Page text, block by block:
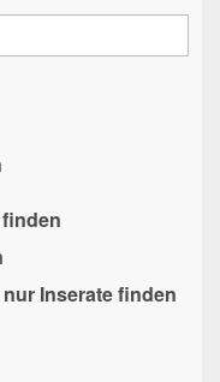
nur Inserate finden